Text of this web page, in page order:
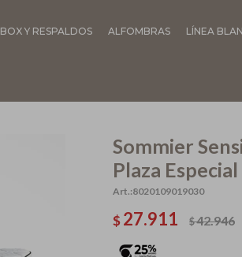
BOX Y RESPALDOS ALFOMBRAS LÍNEA
Sommier
Plaza Especial
8020109019030
$27.911 $42.946